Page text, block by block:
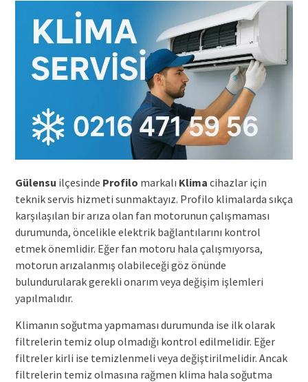
Gülensu ilçesinde Profilo markalı Klima cihazlar için
teknik servis hizmeti sunmaktayız. Profilo klimalarda sıkça
karşılaşılan bir arıza olan fan motorunun çalışmaması
durumunda, öncelikle elektrik bağlantılarını kontrol
etmek önemlidir. Eğer fan motoru hala çalışmıyorsa,
motorun arızalanmış olabileceği göz önünde
bulundurularak gerekli onarım veya değişim işlemleri
yapılmalıdır.
Klimanın soğutma yapmaması durumunda ise ilk olarak
filtrelerin temiz olup olmadığı kontrol edilmelidir. Eğer
filtreler kirli ise temizlenmeli veya değiştirilmelidir. Ancak
filtrelerin temiz olmasına rağmen klima hala soğutma